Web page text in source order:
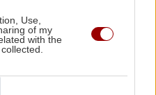
Use,
of my
with the
Μήνυμα του 112